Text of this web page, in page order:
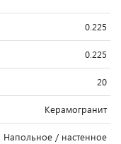
0.225
0.225
20
Керамогранит
Напольное / настенное